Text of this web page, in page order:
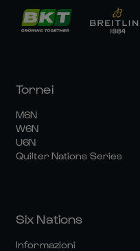
Tornei
M6N
W6N
U6N
Quilter Nations Series
Six Nations
Informazioni